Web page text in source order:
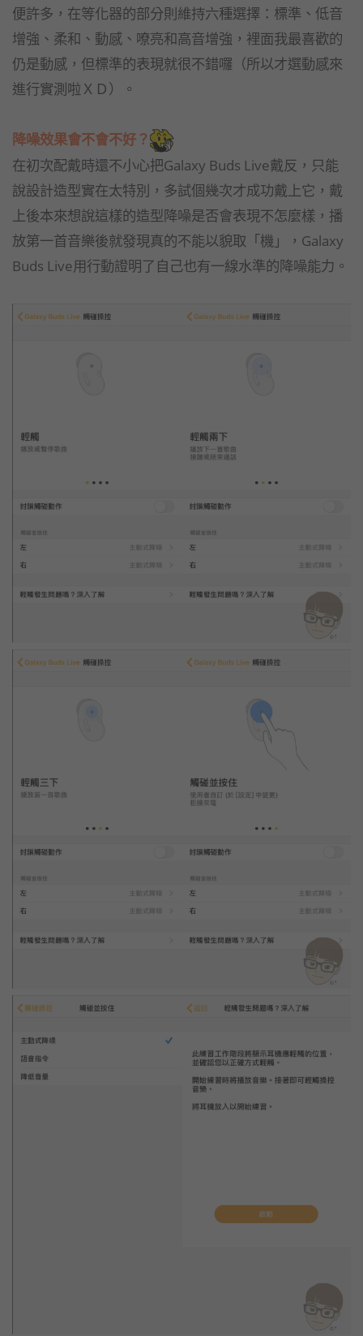
便許多，在等化器的部分則維持六種選擇：標準、低音
增強、柔和、動感、嘹亮和高音增強，裡面我最喜歡的
仍是動感，但標準的表現就很不錯囉（所以才選動感來
進行實測啦ＸＤ）。
降噪效果會不會不好？
在初次配戴時還不小心把Galaxy Buds Live戴反，只能
說設計造型實在太特別，多試個幾次才成功戴上它，戴
上後本來想說這樣的造型降噪是否會表現不怎麼樣，播
放第一首音樂後就發現真的不能以貌取「機」，Galaxy
Buds Live用行動證明了自己也有一線水準的降噪能力。